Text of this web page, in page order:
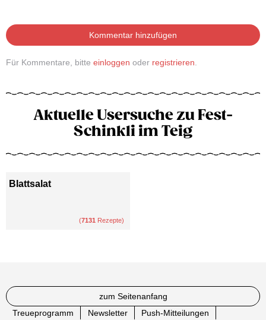
Kommentar hinzufügen
Für Kommentare, bitte einloggen oder registrieren.
Aktuelle Usersuche zu Fest-
Schinkli im Teig
Blattsalat
(7131 Rezepte)
zum Seitenanfang
Treueprogramm
Newsletter Push-Mitteilungen